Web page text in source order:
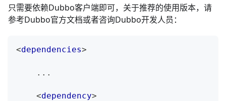
只需要依赖Dubbo客户端即可，关于推荐的使用版本，请
参考Dubbo官方文档或者咨询Dubbo开发人员：
<dependencies>
    ...
<dependency>